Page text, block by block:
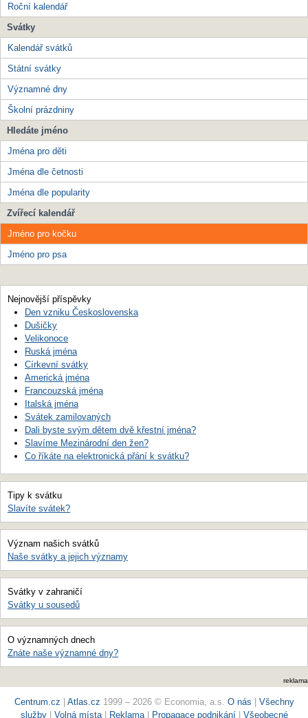
Roční kalendář
Svátky
Kalendář svátků
Státní svátky
Významné dny
Školní prázdniny
Hledáte jméno
Jména pro děti
Jména dle četnosti
Jména dle popularity
Zvířecí kalendář
Jméno pro kočku
Jméno pro psa
Nejnovější příspěvky
Den vzniku Československa
Dušičky
Velikonoce
Ruská jména
Církevní svátky
Americká jména
Francouzská jména
Italská jména
Svátek zamilovaných
Dali byste svým dětem dvě křestní jména?
Slavíme Mezinárodní den žen?
Co říkáte na elektronická přání k svátku?
Tipy k svátku
Slavíte svátek?
Význam našich svátků
Naše svátky a jejich významy
Svátky v zahraničí
Svátky u sousedů
O významných dnech
Znáte naše významné dny?
reklama
Centrum.cz Atlas.cz 1999 – 2026 © Economia, a.s. O nás
Všechny
služby
Volná místa| Reklama Propagace podnikání| Všeobecné